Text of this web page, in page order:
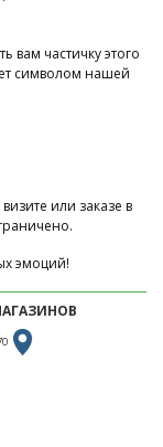
частичку этого
символом нашей
или заказе в
эмоций!